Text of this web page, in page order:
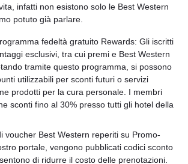
infatti non esistono solo le Best Western
potuto già parlare.
fedeltà gratuito Rewards: Gli iscritti
esclusivi, tra cui premi e Best Western
tramite questo programma, si possono
utilizzabili per sconti futuri o servizi
prodotti per la cura personale. I membri
sconti fino al 30% presso tutti gli hotel della
voucher Best Western reperiti su Promo-
portale, vengono pubblicati codici sconto
di ridurre il costo delle prenotazioni.